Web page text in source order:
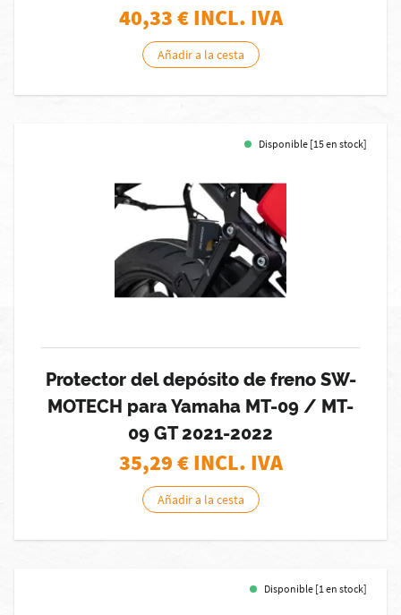
40,33€ INCL. IVA
Añadir a la cesta
Disponible [15 en stock]
Protector del depósito de freno SW-
MOTECH para Yamaha MT-09 / MT-
09 GT 2021-2022
35,29€ INCL. IVA
Añadir a la cesta
Disponible [1 en stock]